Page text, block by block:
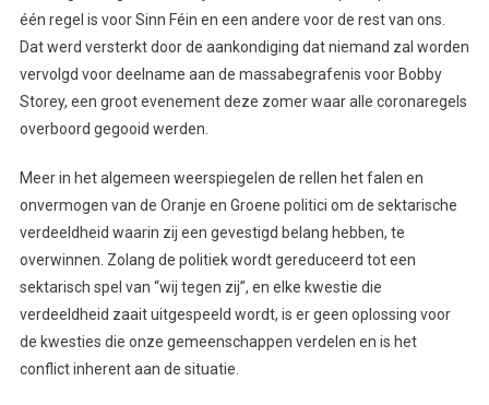
één regel is voor Sinn Féin en een andere voor de rest van ons.
Dat werd versterkt door de aankondiging dat niemand zal worden
vervolgd voor deelname aan de massabegrafenis voor Bobby
Storey, een groot evenement deze zomer waar alle coronaregels
overboord gegooid werden.
Meer in het algemeen weerspiegelen de rellen het falen en
onvermogen van de Oranje en Groene politici om de sektarische
verdeeldheid waarin zij een gevestigd belang hebben, te
overwinnen. Zolang de politiek wordt gereduceerd tot een
sektarisch spel van “wij tegen zij”, en elke kwestie die
verdeeldheid zaait uitgespeeld wordt, is er geen oplossing voor
de kwesties die onze gemeenschappen verdelen en is het
conflict inherent aan de situatie.